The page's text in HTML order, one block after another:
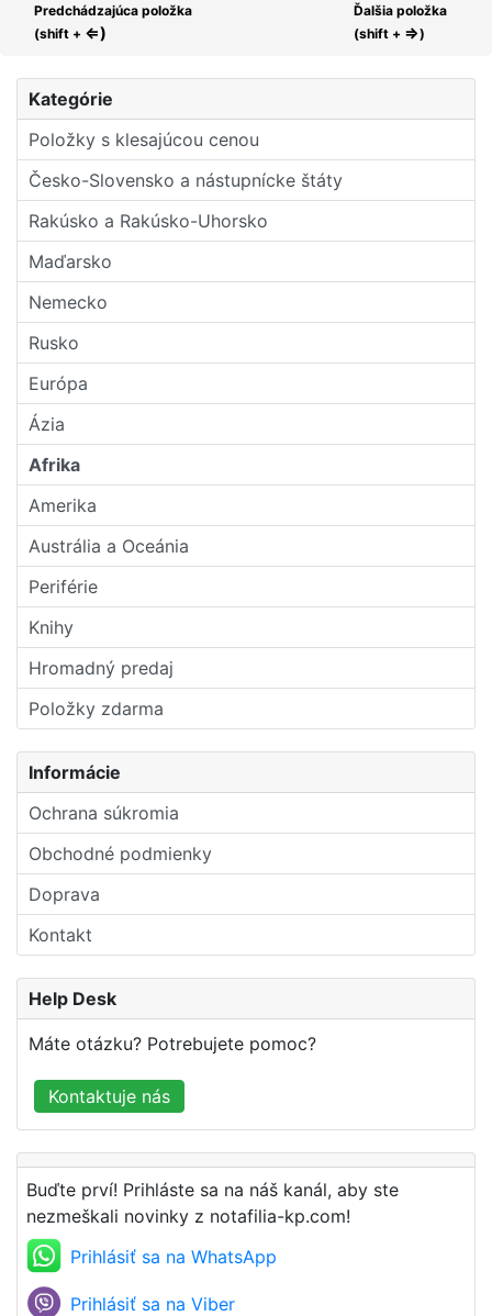
Kategórie
Položky s klesajúcou cenou
Česko-Slovensko a nástupní­cke štáty
Rakúsko a Rakúsko-Uhorsko
Maďarsko
Nemecko
Rusko
Európa
Ázia
Afrika
Amerika
Austrália a Oceánia
Periférie
Knihy
Hromadný predaj
Položky zdarma
Informácie
Ochrana súkromia
Obchodné podmienky
Doprava
Kontakt
Predchádzajúca položka
(shift + ⇐)
Ďalšia položka
(shift + ⇒)
Help Desk
Máte otázku? Potrebujete pomoc?
Kontaktuje nás
Buďte prví! Prihláste sa na náš kanál, aby ste
nezmeškali novinky z notafilia-kp.com!
Prihlásiť sa na WhatsApp
Prihlásiť sa na Viber